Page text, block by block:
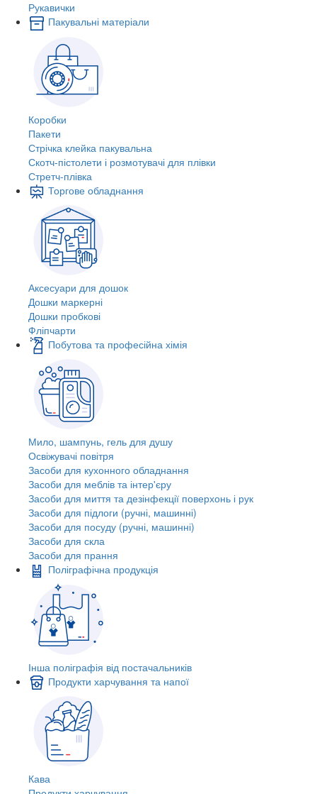
Рукавички
Пакувальні матеріали
Коробки
Пакети
Стрічка клейка пакувальна
Скотч-пістолети і розмотувачі для плівки
Стретч-плівка
Торгове обладнання
Аксесуари для дошок
Дошки маркерні
Дошки пробкові
Фліпчарти
Побутова та професійна хімія
Мило, шампунь, гель для душу
Освіжувачі повітря
Засоби для кухонного обладнання
Засоби для меблів та інтер'єру
Засоби для миття та дезінфекції поверхонь і рук
Засоби для підлоги (ручні, машинні)
Засоби для посуду (ручні, машинні)
Засоби для скла
Засоби для прання
Поліграфічна продукція
Інша поліграфія від постачальників
Продукти харчування та напої
Кава